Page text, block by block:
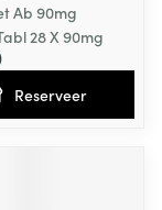
Ab 90mg
28 X 90mg
Reserveer